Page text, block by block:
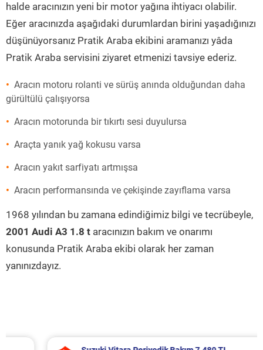
halde aracınızın yeni bir motor yağına ihtiyacı olabilir.
Eğer aracınızda aşağıdaki durumlardan birini yaşadığınızı
düşünüyorsanız Pratik Araba ekibini aramanızı yâda
Pratik Araba servisini ziyaret etmenizi tavsiye ederiz.
Aracın motoru rolanti ve sürüş anında olduğundan daha
gürültülü çalışıyorsa
Aracın motorunda bir tıkırtı sesi duyulursa
Araçta yanık yağ kokusu varsa
Aracın yakıt sarfiyatı artmışsa
Aracın performansında ve çekişinde zayıflama varsa
1968 yılından bu zamana edindiğimiz bilgi ve tecrübeyle,
2001 Audi A3 1.8 t aracınızın bakım ve onarımı
konusunda Pratik Araba ekibi olarak her zaman
yanınızdayız.